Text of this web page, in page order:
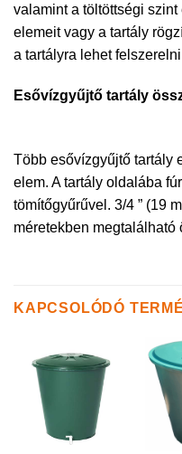
valamint a töltöttségi
elemeit vagy a tartály
a tartályra lehet
Esővízgyűjtő tartály
Több esővízgyűjtő tartály
elem. A tartály oldalába
tömítőgyűrűvel. 3/4 ” (19
méretekben megtalálható
KAPCSOLÓDÓ